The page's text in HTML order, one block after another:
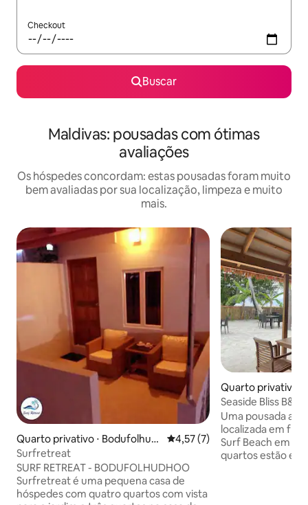
Checkout
Buscar
Maldivas: pousadas com ótimas
avaliações
Os hóspedes concordam: estas pousadas foram muito
bem avaliadas por sua localização, limpeza e muito
mais.
Quarto privativo ⋅ Bodufolhud
hoo
4,57 de uma avaliação média
4,57 (7)
Surfretreat
SURF RETREAT - BODUFOLHUDHOO
Surfretreat é uma pequena casa de
hóspedes com quatro quartos com vista
Quarto privativo ⋅
o
Seaside Bliss
Uma pousada
localizada em
Surf Beach em
quartos estão